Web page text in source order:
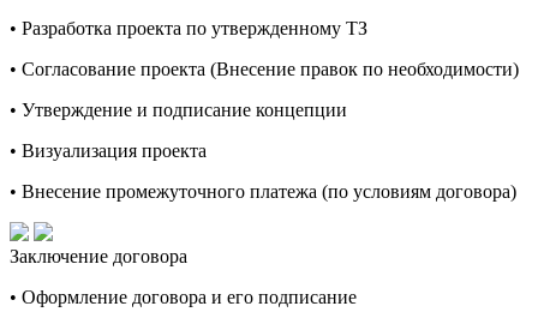
• Разработка проекта по утвержденному ТЗ
• Согласование проекта (Внесение правок по необходимости)
• Утверждение и подписание концепции
• Визуализация проекта
• Внесение промежуточного платежа (по условиям договора)
Заключение договора
• Оформление договора и его подписание